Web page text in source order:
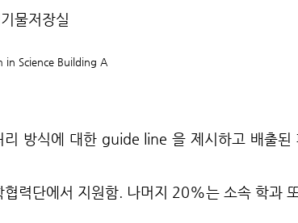
물저장실
in Science Building A
방식에 대한 guide line 을 제시하고 배출된
력단에서 지원함. 나머지 20%는 소속 학과